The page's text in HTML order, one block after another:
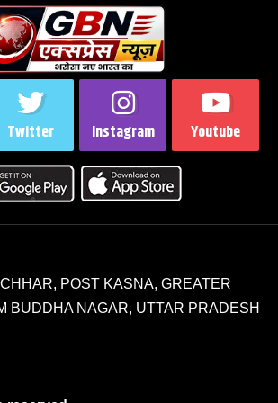
POST KASNA, GREATER
BUDDHA NAGAR, UTTAR PRADESH
Twitter Instagram Youtube